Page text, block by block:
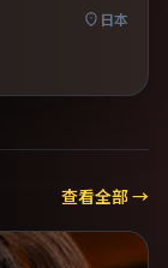
日本
查看全部 →